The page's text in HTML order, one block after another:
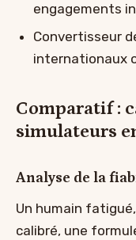
engagements
Convertisseur
internationaux
Comparatif :
simulateurs
Analyse de la
Un humain
calibré, une